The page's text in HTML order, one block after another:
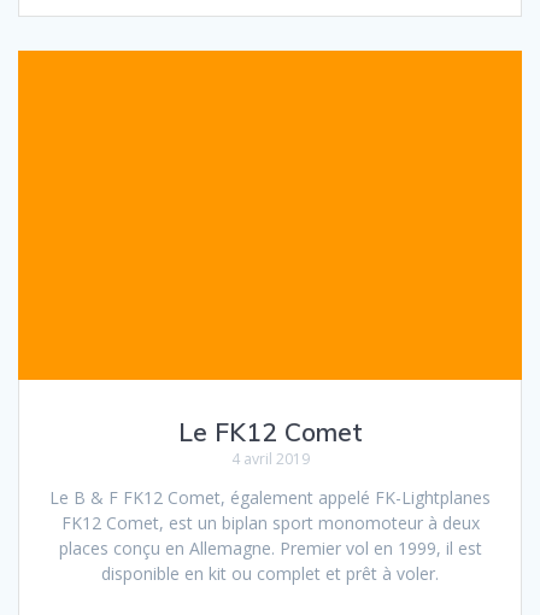
Le FK12 Comet
4 avril 2019
Le B & F FK12 Comet, également appelé FK-Lightplanes
FK12 Comet, est un biplan sport monomoteur à deux
places conçu en Allemagne. Premier vol en 1999, il est
disponible en kit ou complet et prêt à voler.